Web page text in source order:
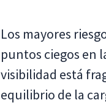
Los mayores
puntos ciegos en
visibilidad está
equilibrio de la